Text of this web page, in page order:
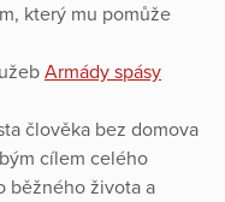
který mu pomůže
Armády spásy
člověka bez domova
cílem celého
běžného života a